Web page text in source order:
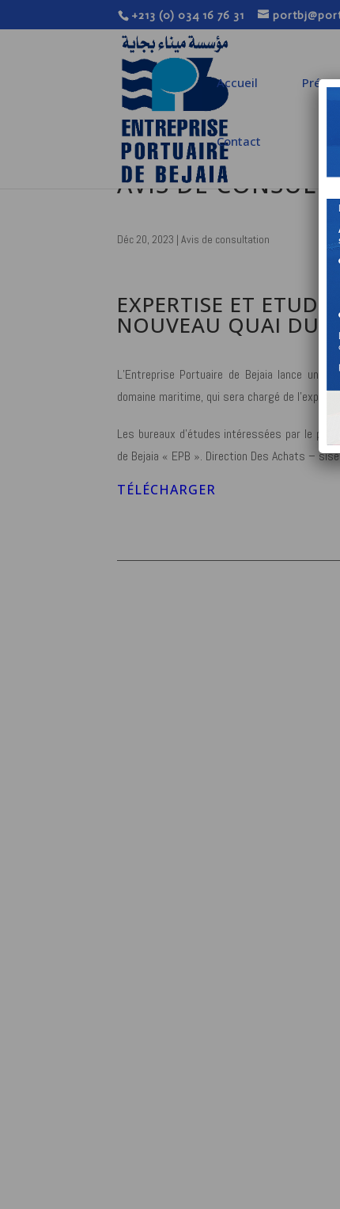
+213 (0) 034 16 76 31
Accueil
Contact
AVIS DE
Déc 20, 2023 | Avis de consultation
EXPERTISE ET
NOUVEAU QUAI DU
L’Entreprise Portuaire de Bejaia lance un
domaine maritime, qui sera chargé de
Les bureaux d’études intéressées par le
de Bejaia « EPB ». Direction Des Achats –
TÉLÉCHARGER